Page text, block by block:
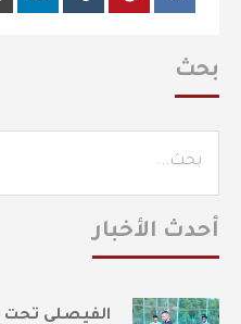
بحث
أحدث الأخبار